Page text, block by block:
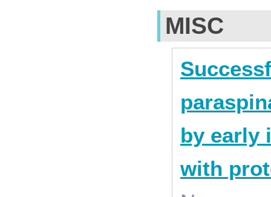
MISC
by early
with